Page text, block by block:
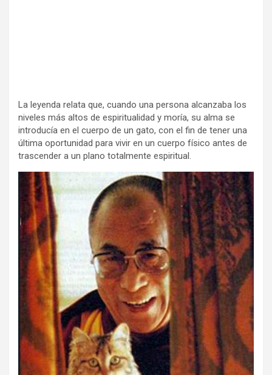
La leyenda relata que, cuando una persona alcanzaba los
niveles más altos de espiritualidad y moría, su alma se
introducía en el cuerpo de un gato, con el fin de tener una
última oportunidad para vivir en un cuerpo físico antes de
trascender a un plano totalmente espiritual.